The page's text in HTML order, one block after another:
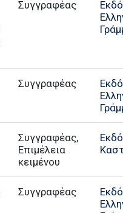
Συγγραφέας
Συγγραφέας
Συγγραφέας,
Επιμέλεια
κειμένου
Συγγραφέας